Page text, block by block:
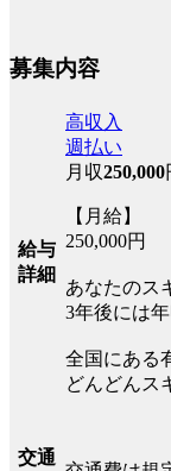
募集内容
給与
詳細
高収入
週払い
月収250,000
【月給】
250,000円
あなたのス
3年後には
全国にある
どんどんス
交通